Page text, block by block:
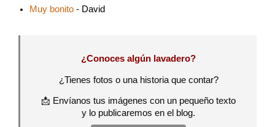
Muy bonito - David
¿Conoces algún lavadero?
¿Tienes fotos o una historia que contar?
📩 Envíanos tus imágenes con un pequeño texto
y lo publicaremos en el blog.